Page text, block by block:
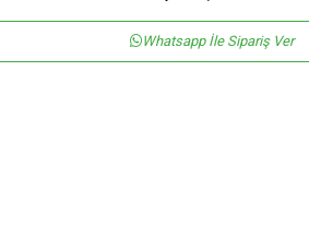
Whatsapp İle Sipariş Ver